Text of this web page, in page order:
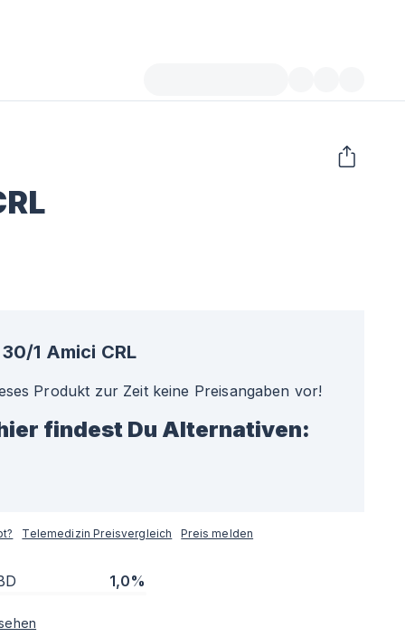
30/1 Amici CRL
Produkt zur Zeit keine Preisangaben vor!
findest Du Alternativen:
Telemedizin Preisvergleich Preis melden
1,0%